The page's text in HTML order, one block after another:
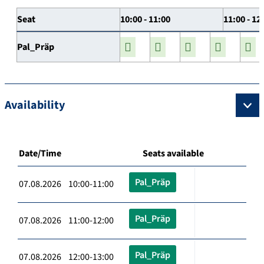
Seat 10:00 - 11:00 11:00 -
Pal_Präp
Availability
Date/Time Seats available
07.08.2026 10:00-11:00 Pal_Präp
07.08.2026 11:00-12:00 Pal_Präp
07.08.2026 12:00-13:00 Pal_Präp